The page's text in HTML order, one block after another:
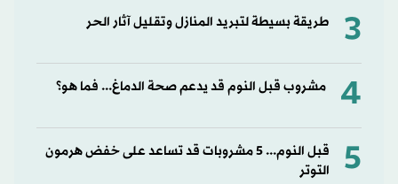
3 طريقة بسيطة لتبريد المنازل وتقليل آثار الحر
4 مشروب قبل النوم قد يدعم صحة الدماغ... فما هو؟
5
قبل النوم... 5 مشروبات قد تساعد على خفض هرمون
التوتر